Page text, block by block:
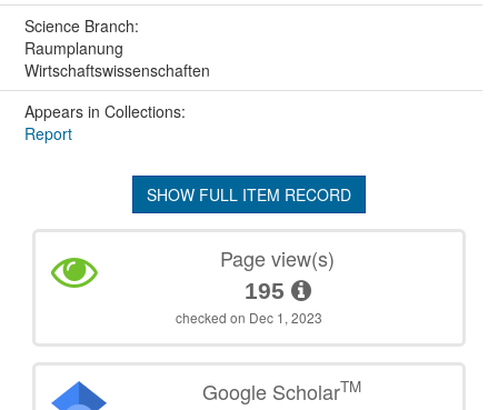
Science Branch:
Raumplanung
Wirtschaftswissenschaften
Appears in Collections:
Report
SHOW FULL ITEM RECORD
Page view(s)
195
checked on Dec 1, 2023
Google ScholarTM